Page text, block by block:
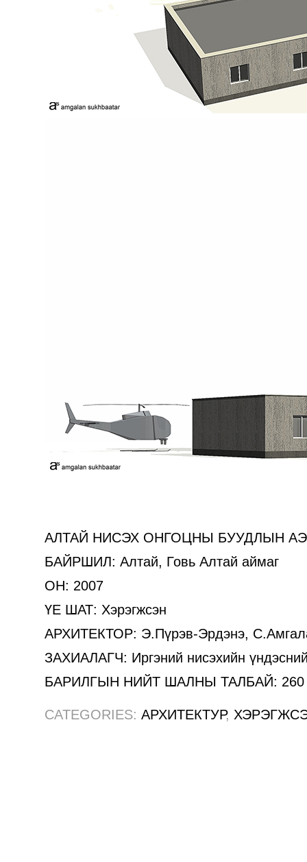
АЛТАЙ НИСЭХ ОНГОЦНЫ БУУДЛЫН
БАЙРШИЛ: Алтай, Говь Алтай аймаг
ОН: 2007
ҮЕ ШАТ: Хэрэгжсэн
АРХИТЕКТОР: Э.Пүрэв-Эрдэнэ,
ЗАХИАЛАГЧ: Иргэний нисэхийн
БАРИЛГЫН НИЙТ ШАЛНЫ ТАЛБАЙ: 260
CATEGORIES: АРХИТЕКТУР,